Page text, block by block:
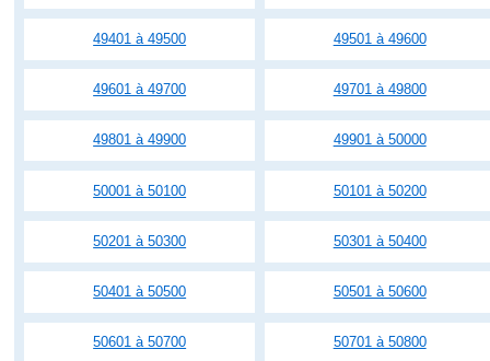
49401 à 49500 49501 à 49600
49601 à 49700 49701 à 49800
49801 à 49900 49901 à 50000
50001 à 50100 50101 à 50200
50201 à 50300 50301 à 50400
50401 à 50500 50501 à 50600
50601 à 50700 50701 à 50800